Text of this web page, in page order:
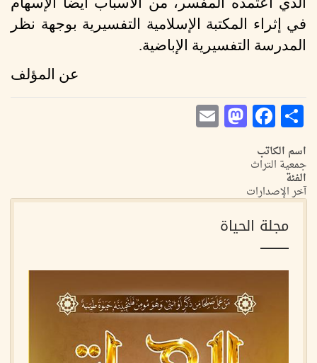
في إثراء المكتبة الإسلامية التفسيرية بوجهة نظر
المدرسة التفسيرية الإباضية.
عن المؤلف
Share
Facebook
Mastodon
اسم الكاتب
جمعية التراث
الفئة
آخر الإصدارات
مجلة الحياة